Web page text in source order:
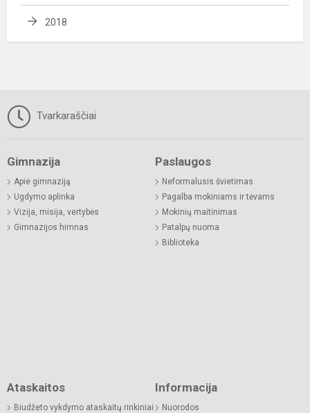
2018
Tvarkaraščiai
Gimnazija
Apie gimnaziją
Ugdymo aplinka
Vizija, misija, vertybės
Gimnazijos himnas
Paslaugos
Neformalusis švietimas
Pagalba mokiniams ir tėvams
Mokinių maitinimas
Patalpų nuoma
Biblioteka
Ataskaitos
Biudžeto vykdymo ataskaitų rinkiniai
Informacija
Nuorodos